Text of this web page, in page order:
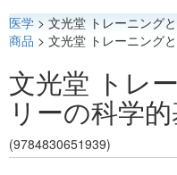
医学
医薬関連
レジデント
医学 > 文光堂 トレーニング
商品 > 文光堂 トレーニング
文光堂 トレ
リーの科学
(9784830651939)